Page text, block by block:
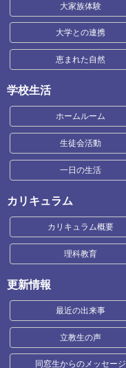
大家族体験
大学との連携
恵まれた自然
学校生活
ホームルーム
生徒会活動
一日の生活
カリキュラム
カリキュラム概要
理科教育
更新情報
最近の出来事
立教生の声
同窓生からのメッセージ